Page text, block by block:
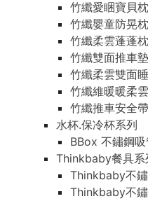
竹纖愛睏寶貝枕
竹纖嬰童防晃枕
竹纖柔雲蓬蓬枕
竹纖雙面推車墊
竹纖柔雲雙面
竹纖維暖暖柔
竹纖推車安全
水杯.保冷杯系列
BBox 不鏽鋼
Thinkbaby餐具系
Thinkbaby不
Thinkbaby不